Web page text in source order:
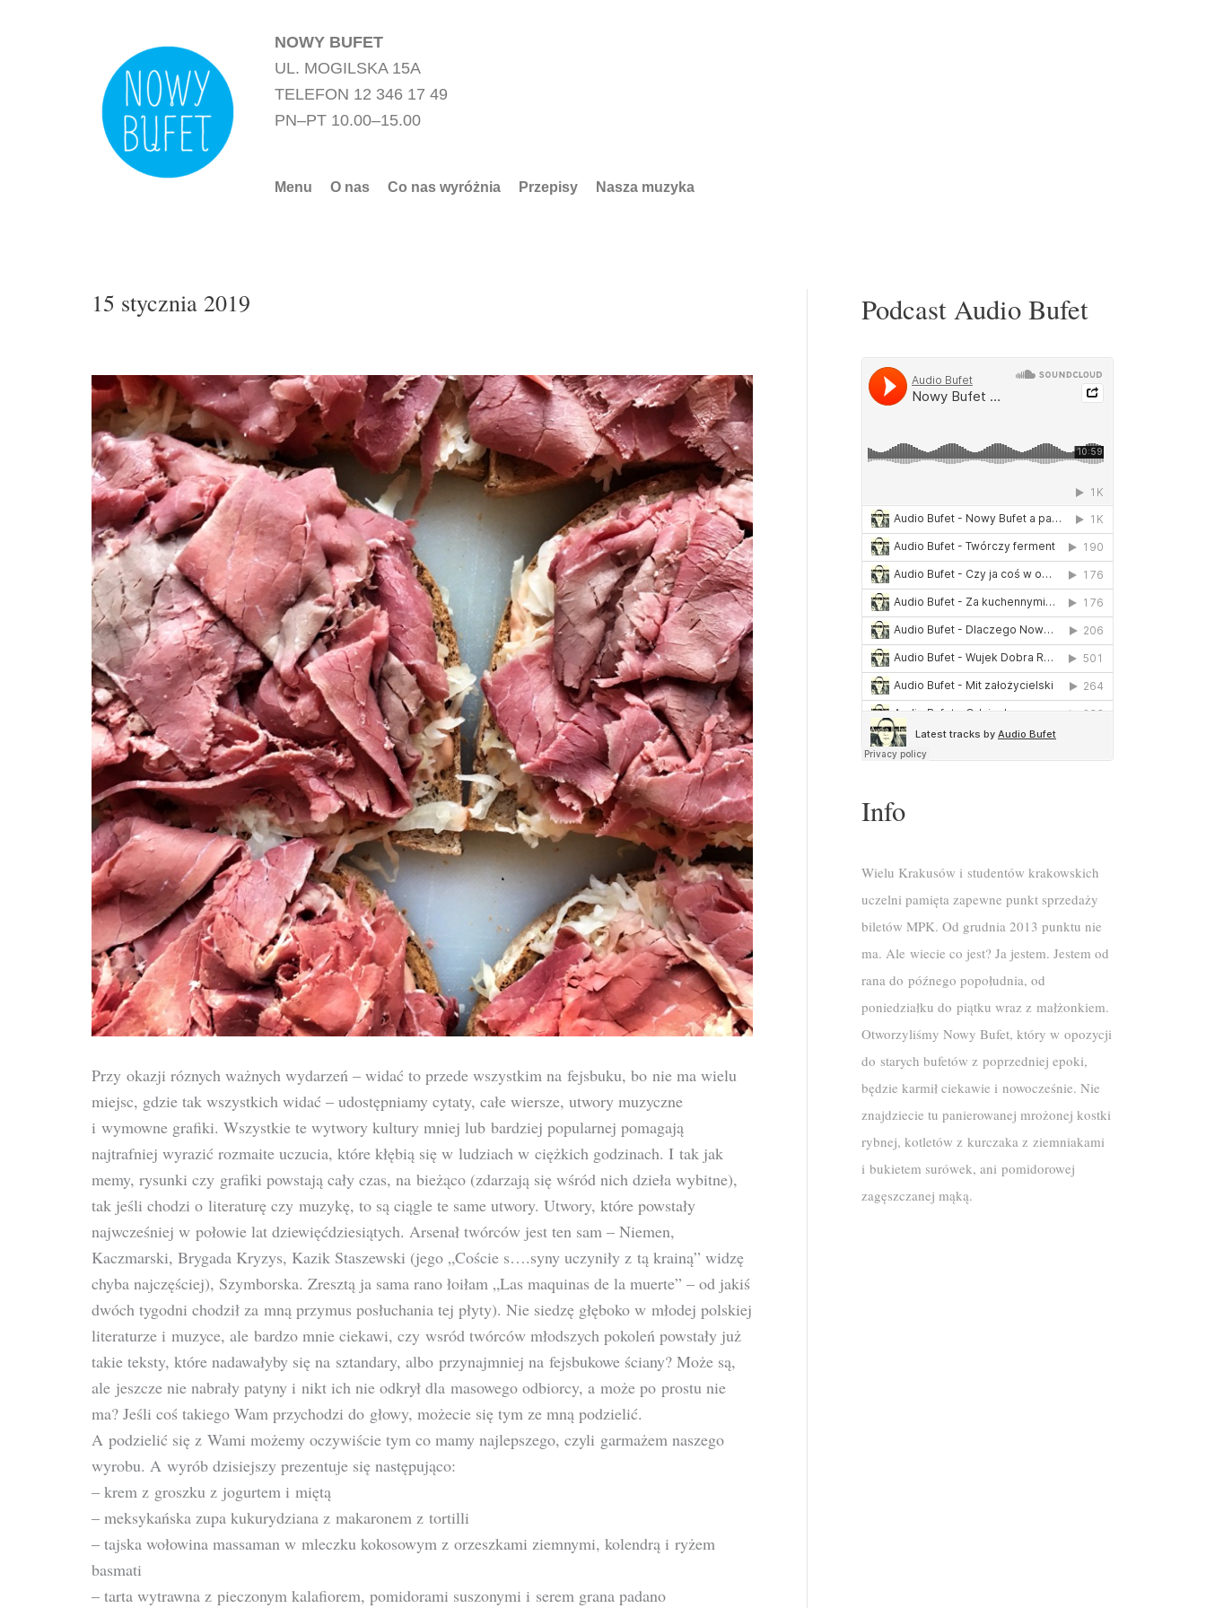
NOWY BUFET
UL. MOGILSKA 15A
TELEFON 12 346 17 49
PN–PT 10.00–15.00
Menu O nas Co nas wyróżnia Przepisy Nasza muzyka
15 stycznia 2019
Przy okazji róznych ważnych wydarzeń – widać to przede wszystkim na fejsbuku, bo nie ma wielu
miejsc, gdzie tak wszystkich widać – udostępniamy cytaty, całe wiersze, utwory muzyczne
i wymowne grafiki. Wszystkie te wytwory kultury mniej lub bardziej popularnej pomagają
najtrafniej wyrazić rozmaite uczucia, które kłębią się w ludziach w ciężkich godzinach. I tak jak
memy, rysunki czy grafiki powstają cały czas, na bieżąco (zdarzają się wśród nich dzieła wybitne),
tak jeśli chodzi o literaturę czy muzykę, to są ciągle te same utwory. Utwory, które powstały
najwcześniej w połowie lat dziewięćdziesiątych. Arsenał twórców jest ten sam – Niemen,
Kaczmarski, Brygada Kryzys, Kazik Staszewski (jego „Coście s….syny uczyniły z tą krainą” widzę
chyba najczęściej), Szymborska. Zresztą ja sama rano łoiłam „Las maquinas de la muerte” – od jakiś
dwóch tygodni chodził za mną przymus posłuchania tej płyty). Nie siedzę głęboko w młodej polskiej
literaturze i muzyce, ale bardzo mnie ciekawi, czy wsród twórców młodszych pokoleń powstały już
takie teksty, które nadawałyby się na sztandary, albo przynajmniej na fejsbukowe ściany? Może są,
ale jeszcze nie nabrały patyny i nikt ich nie odkrył dla masowego odbiorcy, a może po prostu nie
ma? Jeśli coś takiego Wam przychodzi do głowy, możecie się tym ze mną podzielić.
A podzielić się z Wami możemy oczywiście tym co mamy najlepszego, czyli garmażem naszego
wyrobu. A wyrób dzisiejszy prezentuje się następująco:
– krem z groszku z jogurtem i miętą
– meksykańska zupa kukurydziana z makaronem z tortilli
– tajska wołowina massaman w mleczku kokosowym z orzeszkami ziemnymi, kolendrą i ryżem
basmati
– tarta wytrawna z pieczonym kalafiorem, pomidorami suszonymi i serem grana padano
Podcast Audio Bufet
Info
Wielu Krakusów i studentów krakowskich
uczelni pamięta zapewne punkt sprzedaży
biletów MPK. Od grudnia 2013 punktu nie
ma. Ale wiecie co jest? Ja jestem. Jestem od
rana do późnego popołudnia, od
poniedziałku do piątku wraz z małżonkiem.
Otworzyliśmy Nowy Bufet, który w opozycji
do starych bufetów z poprzedniej epoki,
będzie karmił ciekawie i nowocześnie. Nie
znajdziecie tu panierowanej mrożonej kostki
rybnej, kotletów z kurczaka z ziemniakami
i bukietem surówek, ani pomidorowej
zagęszczanej mąką.